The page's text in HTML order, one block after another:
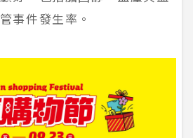
事件發生率。